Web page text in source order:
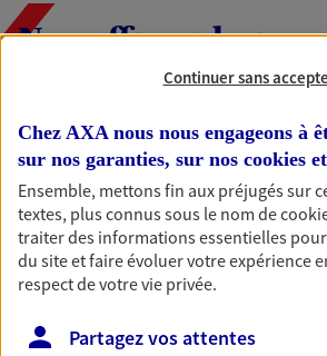
Nos offres phares
Épargne
Réalisez vos projets grâce à votre
immobilier, études des enfants ou
du monde… Épargnez à votre
simplement, selon votre profil.
Découvrir les offres Épargne
Continuer sans
Chez AXA nous nous engageons à
sur nos garanties, sur nos cookies
Ensemble, mettons fin aux préjugés sur
textes, plus connus sous le nom de
traiter des informations essentielles
du site et faire évoluer votre expérience
respect de votre vie privée.
Partagez vos attentes